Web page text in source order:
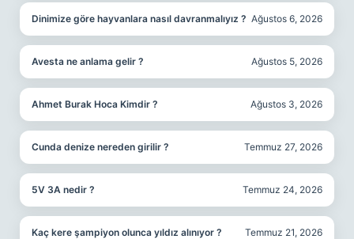
Dinimize göre hayvanlara nasıl davranmalıyız ? Ağustos 6, 2026
Avesta ne anlama gelir ? Ağustos 5, 2026
Ahmet Burak Hoca Kimdir ? Ağustos 3, 2026
Cunda denize nereden girilir ? Temmuz 27, 2026
5V 3A nedir ? Temmuz 24, 2026
Kaç kere şampiyon olunca yıldız alınıyor ? Temmuz 21, 2026